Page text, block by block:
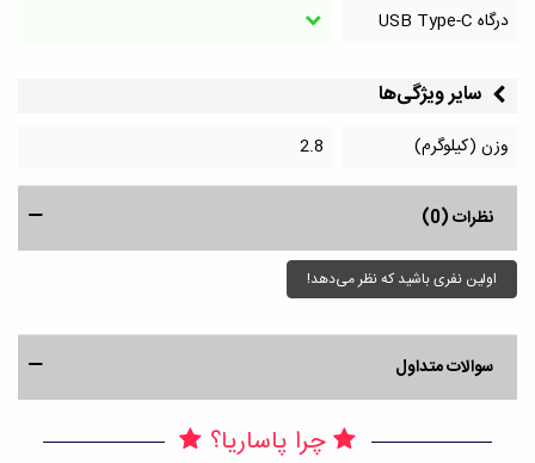
درگاه‌ USB Type-C
سایر ویژگی‌ها
وزن (کیلوگرم) 2.8
نظرات (0)
اولین نفری باشید که نظر می‌دهد!
سوالات متداول
چرا پاساریا؟